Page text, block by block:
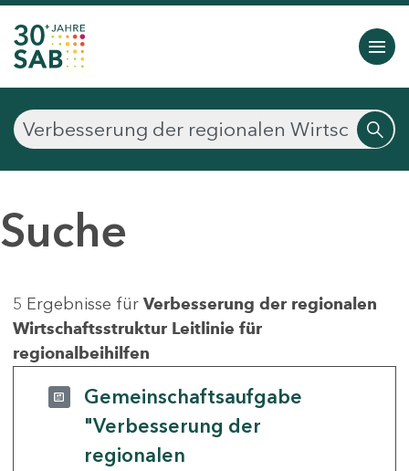
Suche
5 Ergebnisse für Verbesserung der regionalen
Wirtschaftsstruktur Leitlinie für
regionalbeihilfen
Gemeinschaftsaufgabe
"Verbesserung der
regionalen